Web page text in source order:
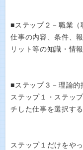
■ステップ２－職業（
仕事の内容、条件、
リット等の知識・情
■ステップ３－理論的
ステップ１・ステッ
チした仕事を選択する
ステップ１だけをや